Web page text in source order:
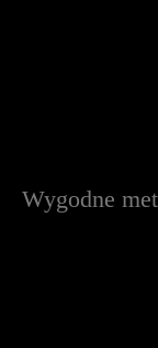
Wygodne